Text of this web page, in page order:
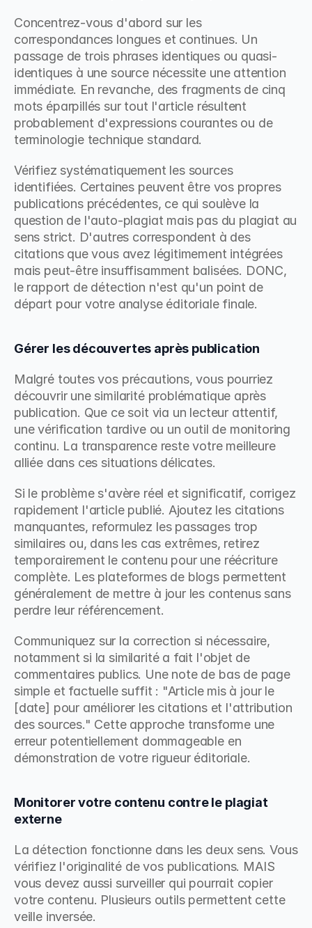
Concentrez-vous d'abord sur les
correspondances longues et continues. Un
passage de trois phrases identiques ou quasi-
identiques à une source nécessite une attention
immédiate. En revanche, des fragments de cinq
mots éparpillés sur tout l'article résultent
probablement d'expressions courantes ou de
terminologie technique standard.
Vérifiez systématiquement les sources
identifiées. Certaines peuvent être vos propres
publications précédentes, ce qui soulève la
question de l'auto-plagiat mais pas du plagiat au
sens strict. D'autres correspondent à des
citations que vous avez légitimement intégrées
mais peut-être insuffisamment balisées. DONC,
le rapport de détection n'est qu'un point de
départ pour votre analyse éditoriale finale.
Gérer les découvertes après publication
Malgré toutes vos précautions, vous pourriez
découvrir une similarité problématique après
publication. Que ce soit via un lecteur attentif,
une vérification tardive ou un outil de monitoring
continu. La transparence reste votre meilleure
alliée dans ces situations délicates.
Si le problème s'avère réel et significatif, corrigez
rapidement l'article publié. Ajoutez les citations
manquantes, reformulez les passages trop
similaires ou, dans les cas extrêmes, retirez
temporairement le contenu pour une réécriture
complète. Les plateformes de blogs permettent
généralement de mettre à jour les contenus sans
perdre leur référencement.
Communiquez sur la correction si nécessaire,
notamment si la similarité a fait l'objet de
commentaires publics. Une note de bas de page
simple et factuelle suffit : "Article mis à jour le
[date] pour améliorer les citations et l'attribution
des sources." Cette approche transforme une
erreur potentiellement dommageable en
démonstration de votre rigueur éditoriale.
Monitorer votre contenu contre le plagiat
externe
La détection fonctionne dans les deux sens. Vous
vérifiez l'originalité de vos publications. MAIS
vous devez aussi surveiller qui pourrait copier
votre contenu. Plusieurs outils permettent cette
veille inversée.